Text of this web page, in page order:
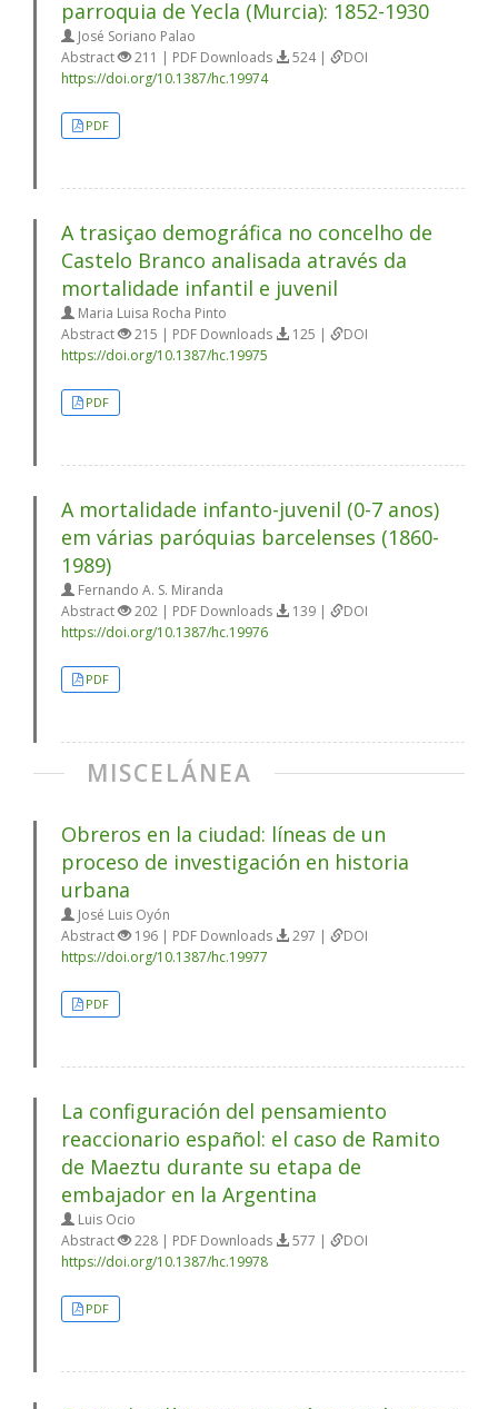
parroquia de Yecla (Murcia): 1852-1930
José Soriano Palao
Abstract
211 | PDF Downloads 524 |
DOI
https://doi.org/10.1387/hc.19974
PDF
A trasiçao demográfica no concelho de
Castelo Branco analisada através da
mortalidade infantil e juvenil
Maria Luisa Rocha Pinto
Abstract
215 | PDF Downloads 125 |
DOI
https://doi.org/10.1387/hc.19975
PDF
A mortalidade infanto-juvenil (0-7 anos)
em várias paróquias barcelenses (1860-
1989)
Fernando A. S. Miranda
Abstract
202 | PDF Downloads 139 |
DOI
https://doi.org/10.1387/hc.19976
PDF
MISCELÁNEA
Obreros en la ciudad: líneas de un
proceso de investigación en historia
urbana
José Luis Oyón
Abstract
196 | PDF Downloads 297 |
DOI
https://doi.org/10.1387/hc.19977
PDF
La configuración del pensamiento
reaccionario español: el caso de Ramito
de Maeztu durante su etapa de
embajador en la Argentina
Luis Ocio
Abstract
228 | PDF Downloads 577 |
DOI
https://doi.org/10.1387/hc.19978
PDF